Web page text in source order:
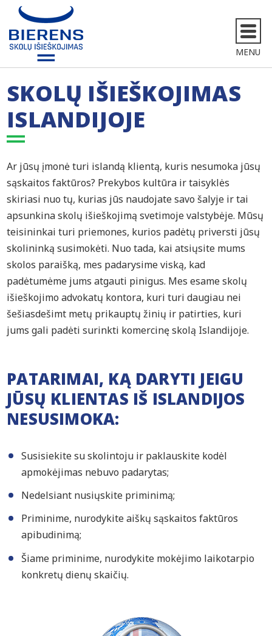
MENU
SKOLŲ IŠIEŠKOJIMAS
ISLANDIJOJE
Ar jūsų įmonė turi islandą klientą, kuris nesumoka jūsų
sąskaitos faktūros? Prekybos kultūra ir taisyklės
skiriasi nuo tų, kurias jūs naudojate savo šalyje ir tai
apsunkina skolų išieškojimą svetimoje valstybėje. Mūsų
teisininkai turi priemones, kurios padėtų priversti jūsų
skolininką susimokėti. Nuo tada, kai atsiųsite mums
skolos paraišką, mes padarysime viską, kad
padėtumėme jums atgauti pinigus. Mes esame skolų
išieškojimo advokatų kontora, kuri turi daugiau nei
šešiasdešimt metų prikauptų žinių ir patirties, kuri
jums gali padėti surinkti komercinę skolą Islandijoje.
PATARIMAI, KĄ DARYTI JEIGU
JŪSŲ KLIENTAS IŠ ISLANDIJOS
NESUSIMOKA:
Susisiekite su skolintoju ir paklauskite kodėl
apmokėjimas nebuvo padarytas;
Nedelsiant nusiųskite priminimą;
Priminime, nurodykite aiškų sąskaitos faktūros
apibudinimą;
Šiame priminime, nurodykite mokėjimo laikotarpio
konkretų dienų skaičių.